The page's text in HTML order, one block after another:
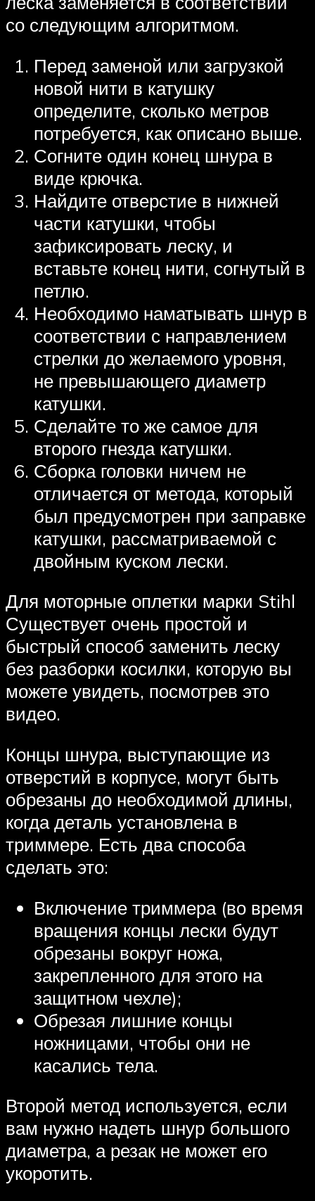
со следующим алгоритмом.
Перед заменой или загрузкой
новой нити в катушку
определите, сколько метров
потребуется, как описано выше.
Согните один конец шнура в
виде крючка.
Найдите отверстие в нижней
части катушки, чтобы
зафиксировать леску, и
вставьте конец нити, согнутый в
петлю.
Необходимо наматывать шнур в
соответствии с направлением
стрелки до желаемого уровня,
не превышающего диаметр
катушки.
Сделайте то же самое для
второго гнезда катушки.
Сборка головки ничем не
отличается от метода, который
был предусмотрен при заправке
катушки, рассматриваемой с
двойным куском лески.
Для моторные оплетки марки Stihl
Существует очень простой и
быстрый способ заменить леску
без разборки косилки, которую вы
можете увидеть, посмотрев это
видео.
Концы шнура, выступающие из
отверстий в корпусе, могут быть
обрезаны до необходимой длины,
когда деталь установлена ​​в
триммере. Есть два способа
сделать это:
Включение триммера (во время
вращения концы лески будут
обрезаны вокруг ножа,
закрепленного для этого на
защитном чехле);
Обрезая лишние концы
ножницами, чтобы они не
касались тела.
Второй метод используется, если
вам нужно надеть шнур большого
диаметра, а резак не может его
укоротить.